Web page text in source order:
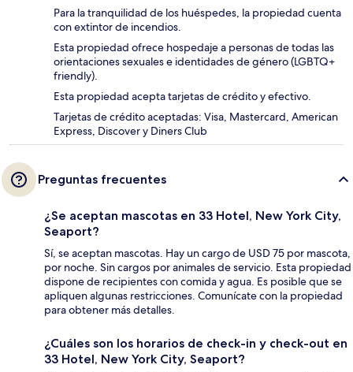
Para la tranquilidad de los huéspedes, la propiedad cuenta
con extintor de incendios.
Esta propiedad ofrece hospedaje a personas de todas las
orientaciones sexuales e identidades de género (LGBTQ+
friendly).
Esta propiedad acepta tarjetas de crédito y efectivo.
Tarjetas de crédito aceptadas: Visa, Mastercard, American
Express, Discover y Diners Club
Preguntas frecuentes
¿Se aceptan mascotas en 33 Hotel, New York City,
Seaport?
Sí, se aceptan mascotas. Hay un cargo de USD 75 por mascota,
por noche. Sin cargos por animales de servicio. Esta propiedad
dispone de recipientes con comida y agua. Es posible que se
apliquen algunas restricciones. Comunícate con la propiedad
para obtener más detalles.
¿Cuáles son los horarios de check-in y check-out en
33 Hotel, New York City, Seaport?